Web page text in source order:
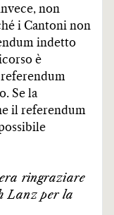
non
i Cantoni non
indetto
è
Se la
il referendum
ringraziare
Lanz per la